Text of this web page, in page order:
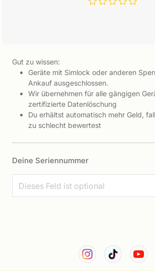
Gut zu wissen:
Geräte mit Simlock oder anderen
Ankauf ausgeschlossen.
Wir übernehmen für alle gängigen
zertifizierte Datenlöschung
Du erhältst automatisch mehr Geld,
zu schlecht bewertest
Deine Seriennummer